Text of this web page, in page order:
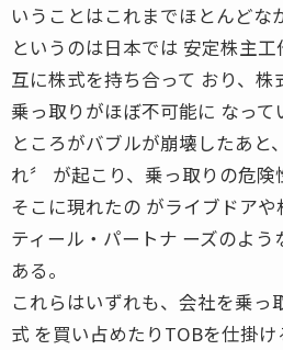
いうことはこれまでほとんどな
というのは日本では 安定株主
互に株式を持ち合って おり、
乗っ取りがほぼ不可能に なって
ところがバブルが崩壊したあと
れ〞 が起こり、乗っ取りの危険
そこに現れたの がライブドア
ティール・パートナ ーズのよ
ある。
これらはいずれも、会社を乗っ
式 を買い占めたりTOBを仕掛